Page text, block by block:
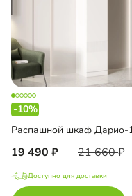
-10%
19 490 21 660
Доступно для доставки